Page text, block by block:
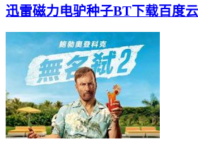
迅雷磁力电驴种子BT下载百度